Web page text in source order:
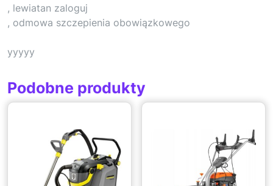
, lewiatan zaloguj
, odmowa szczepienia obowiązkowego
yyyyy
Podobne produkty